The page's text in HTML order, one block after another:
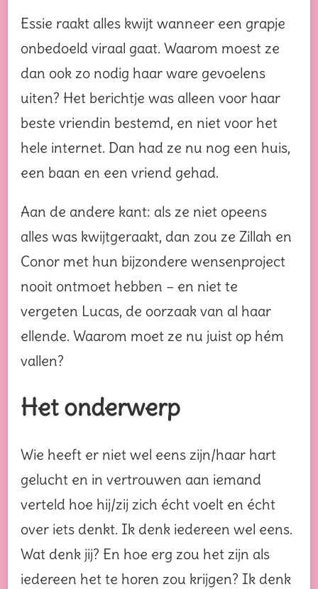
Essie raakt alles kwijt wanneer een grapje
onbedoeld viraal gaat. Waarom moest ze
dan ook zo nodig haar ware gevoelens
uiten? Het berichtje was alleen voor haar
beste vriendin bestemd, en niet voor het
hele internet. Dan had ze nu nog een huis,
een baan en een vriend gehad.
Aan de andere kant: als ze niet opeens
alles was kwijtgeraakt, dan zou ze Zillah en
Conor met hun bijzondere wensenproject
nooit ontmoet hebben – en niet te
vergeten Lucas, de oorzaak van al haar
ellende. Waarom moet ze nu juist op hém
vallen?
Het onderwerp
Wie heeft er niet wel eens zijn/haar hart
gelucht en in vertrouwen aan iemand
verteld hoe hij/zij zich écht voelt en écht
over iets denkt. Ik denk iedereen wel eens.
Wat denk jij? En hoe erg zou het zijn als
iedereen het te horen zou krijgen? Ik denk